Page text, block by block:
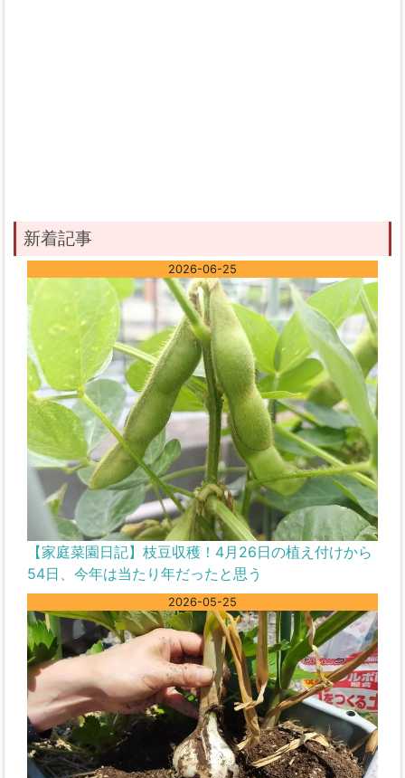
新着記事
2026-06-25
【家庭菜園日記】枝豆収穫！4月26日の植え付けから
54日、今年は当たり年だったと思う
2026-05-25